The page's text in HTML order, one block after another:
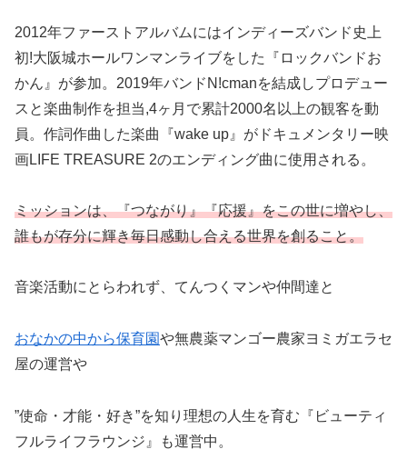
2012年ファーストアルバムにはインディーズバンド史上
初!大阪城ホールワンマンライブをした『ロックバンドお
かん』が参加。2019年バンドN!cmanを結成しプロデュー
スと楽曲制作を担当,4ヶ月で累計2000名以上の観客を動
員。作詞作曲した楽曲『wake up』がドキュメンタリー映
画LIFE TREASURE 2のエンディング曲に使用される。
ミッションは、『つながり』『応援』をこの世に増やし、
誰もが存分に輝き毎日感動し合える世界を創ること。
音楽活動にとらわれず、てんつくマンや仲間達と
おなかの中から保育園や無農薬マンゴー農家ヨミガエラセ
屋の運営や
”使命・才能・好き”を知り理想の人生を育む『ビューティ
フルライフラウンジ』も運営中。